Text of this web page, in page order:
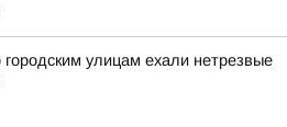
улицам ехали нетрезвые